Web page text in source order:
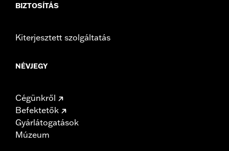
BIZTOSÍTÁS
Kiterjesztett szolgáltatás
NÉVJEGY
Cégünkről
Befektetők
Gyárlátogatások
Múzeum